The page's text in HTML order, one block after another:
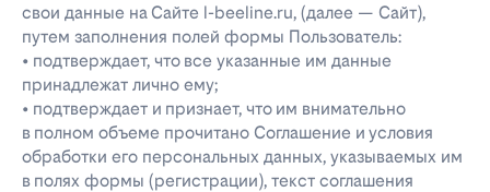
свои данные на Сайте l-beeline.ru, (далее — Сайт),
путем заполнения полей формы Пользователь:
• подтверждает, что все указанные им данные
принадлежат лично ему;
• подтверждает и признает, что им внимательно
в полном объеме прочитано Соглашение и условия
обработки его персональных данных, указываемых им
в полях формы (регистрации), текст соглашения